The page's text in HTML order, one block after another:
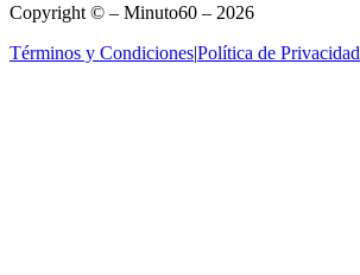
Copyright © – Minuto60 – 2026
Términos y Condiciones|Política de Privacidad